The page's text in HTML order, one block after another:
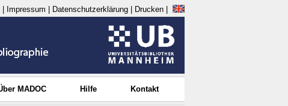
Impressum Datenschutzerklärung Drucken
MADOC Hilfe Kontakt